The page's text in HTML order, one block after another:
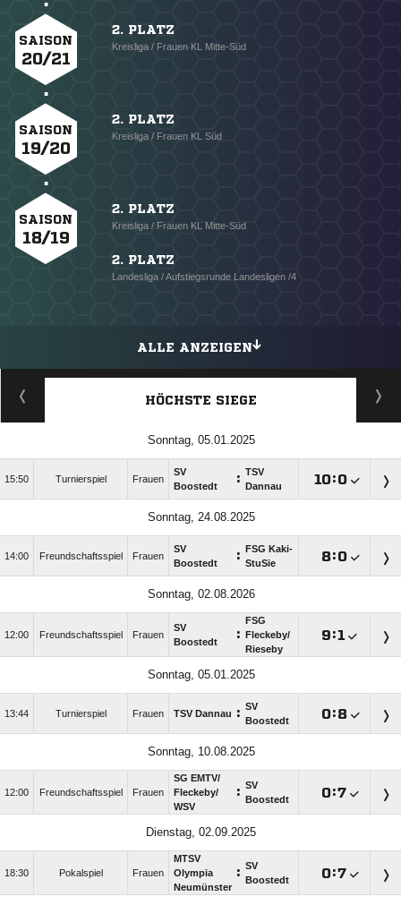
SAISON
20/21
2. PLATZ
Kreisliga / Frauen KL Mitte-Süd
SAISON
19/20
2. PLATZ
Kreisliga / Frauen KL Süd
SAISON
18/19
2. PLATZ
Kreisliga / Frauen KL Mitte-Süd
2. PLATZ
Landesliga / Aufstiegsrunde Landesligen /4
ALLE ANZEIGEN
HÖCHSTE SIEGE
Sonntag, 05.01.2025
15:50 Turnierspiel Frauen
SV
Boostedt
: TSV
Dannau
:
Sonntag, 24.08.2025
14:00 Freundschaftsspiel Frauen
SV
Boostedt
:
FSG Kaki-
StuSie
:
Sonntag, 02.08.2026
12:00 Freundschaftsspiel Frauen
SV
Boostedt
:
FSG
Fleckeby/​
Rieseby
:
Sonntag, 05.01.2025
13:44 Turnierspiel Frauen TSV Dannau : SV
Boostedt
:
Sonntag, 10.08.2025
12:00 Freundschaftsspiel Frauen
SG EMTV/​
Fleckeby/​
WSV
: SV
Boostedt
:
Dienstag, 02.09.2025
18:30 Pokalspiel Frauen
MTSV
Olympia
Neumünster
: SV
Boostedt
: